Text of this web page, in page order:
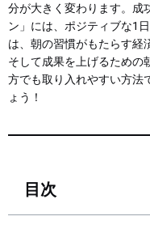
分が大きく変わります。成
ン」には、ポジティブな1
は、朝の習慣がもたらす経
そして成果を上げるための
方でも取り入れやすい方法
ょう！
目次